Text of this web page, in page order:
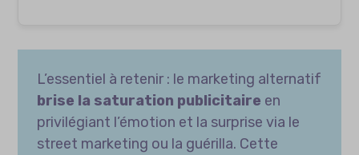
L’essentiel à retenir : le marketing alternatif
brise la saturation publicitaire en
privilégiant l’émotion et la surprise via le
street marketing ou la guérilla. Cette